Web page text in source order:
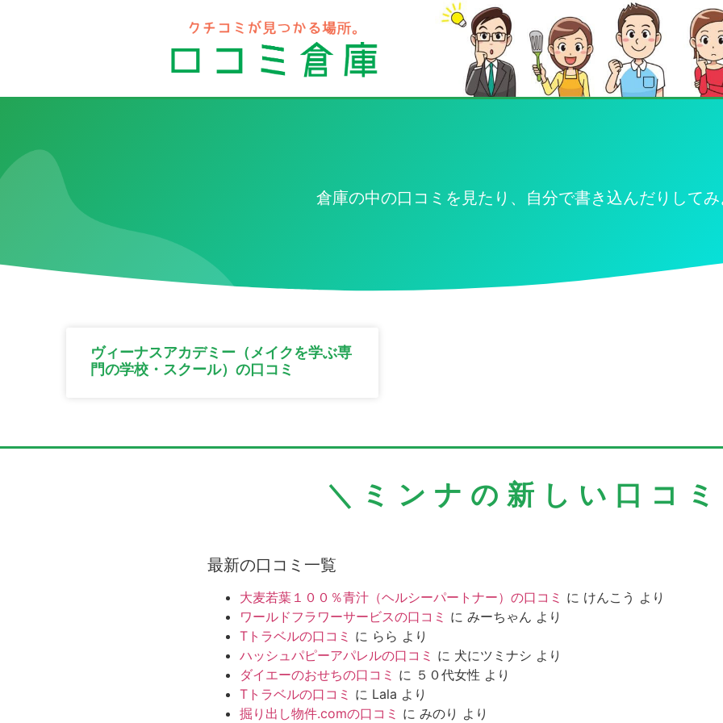
倉庫の中の口コミを見たり、自分で書き込んだりして
ヴィーナスアカデミー（メイクを学ぶ専
門の学校・スクール）の口コミ
＼ミンナの新しい口コ
最新の口コミ一覧
大麦若葉１００％青汁（ヘルシーパートナー）の口コミ に けんこう より
ワールドフラワーサービスの口コミ に みーちゃん より
Tトラベルの口コミ に らら より
ハッシュパピーアパレルの口コミ に 犬にツミナシ より
ダイエーのおせちの口コミ に ５０代女性 より
Tトラベルの口コミ に Lala より
掘り出し物件.comの口コミ に みのり より